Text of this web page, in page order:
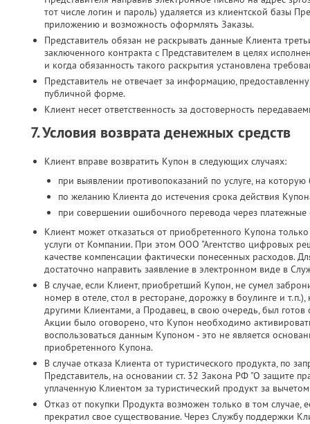
тот числе логин и пароль) удаляется из клиентской базы
приложению и возможность оформлять Заказы.
Представитель обязан не раскрывать данные Клиента
заключенного контракта с Представителем в целях
и когда обязанность такого раскрытия установлена
Представитель не отвечает за информацию,
публичной форме.
Клиент несет ответственность за достоверность
7. Условия возврата денежных средств
Клиент вправе возвратить Купон в следующих случаях:
при выявлении противопоказаний по услуге, на
по желанию Клиента до истечения срока действия
при совершении ошибочного перевода через платежные
Клиент может отказаться от приобретенного Купона
услуги от Компании. При этом ООО "Агентство цифровых
качестве компенсации фактически понесенных расходов.
достаточно направить заявление в электронном виде в
В случае, если Клиент, приобретший Купон, не сумел
номер в отеле, стол в ресторане, дорожку в боулинге и
другими Клиентами, а Продавец, в свою очередь, был готов
Акции было оговорено, что Купон необходимо
воспользоваться данным Купоном - это не является
приобретенного Купона.
В случае отказа Клиента от туристического продукта, по
Представитель, на основании ст. 32 Закона РФ "О защите
уплаченную Клиентом за туристический продукт за
Отказ от покупки Продукта возможен только в том
прекратил свое существование. Через Службу поддержки